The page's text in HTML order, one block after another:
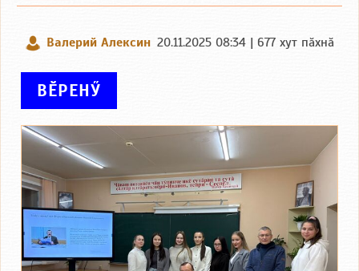
Валерий Алексин 20.11.2025 08:34 | 677 хут пӑхнӑ
ВӖРЕНӲ